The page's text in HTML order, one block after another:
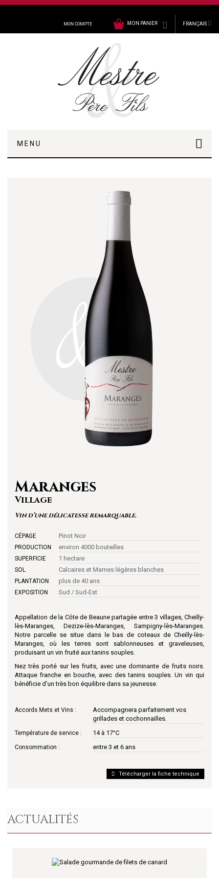
FRANÇAIS
MON PANIER
MON COMPTE
MENU
Maranges
Village
Vin d’une délicatesse remarquable.
CÉPAGE Pinot Noir
PRODUCTION environ 4000 bouteilles
SUPERFICIE 1 hectare
SOL Calcaires et Marnes légères blanches
PLANTATION plus de 40 ans
EXPOSITION Sud / Sud-Est
Appellation de la Côte de Beaune partagée entre 3 villages, Cheilly-
lès-Maranges, Dezize-lès-Maranges, Sampigny-lès-Maranges.
Notre parcelle se situe dans le bas de coteaux de Cheilly-lès-
Maranges, où les terres sont sablonneuses et graveleuses,
produisant un vin fruité aux tanins souples.
Nez très porté sur les fruits, avec une dominante de fruits noirs.
Attaque franche en bouche, avec des tanins souples. Un vin qui
bénéficie d’un très bon équilibre dans sa jeunesse.
Accords Mets et Vins :
Accompagnera parfaitement vos
grillades et cochonnailles.
Température de service : 14 à 17°C
Consommation : entre 3 et 6 ans
Télécharger la fiche technique
ACTUALITÉS